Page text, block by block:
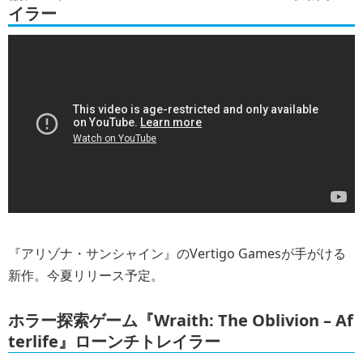
イラー
『アリゾナ・サンシャイン』のVertigo Gamesが手がける
新作。今夏リリース予定。
ホラー探索ゲーム『Wraith: The Oblivion – Af
terlife』ローンチトレイラー